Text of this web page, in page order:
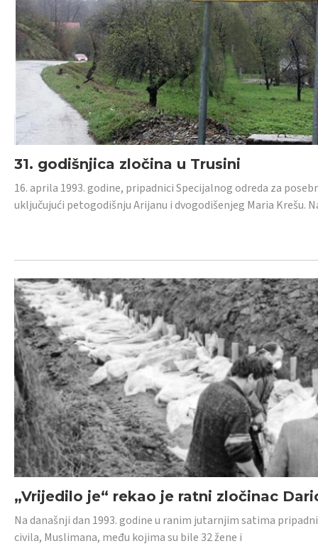
31. godišnjica zločina u Trusini
16. aprila 1993. godine, pripadnici Specijalnog odreda za
uključujući petogodišnju Arijanu i dvogodišenjeg Maria Krešu.
„Vrijedilo je“ rekao je ratni zločinac
Na današnji dan 1993. godine u ranim jutarnjim satima
civila, Muslimana, među kojima su bile 32 žene i